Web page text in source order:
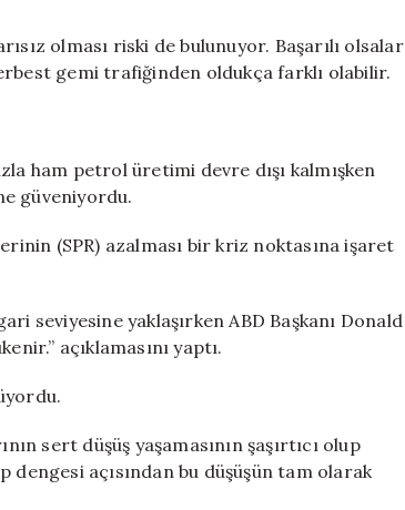
olması riski de bulunuyor. Başarılı olsalar
gemi trafiğinden oldukça farklı olabilir.
ham petrol üretimi devre dışı kalmışken
güveniyordu.
(SPR) azalması bir kriz noktasına işaret
seviyesine yaklaşırken ABD Başkanı Donald
açıklamasını yaptı.
sert düşüş yaşamasının şaşırtıcı olup
dengesi açısından bu düşüşün tam olarak